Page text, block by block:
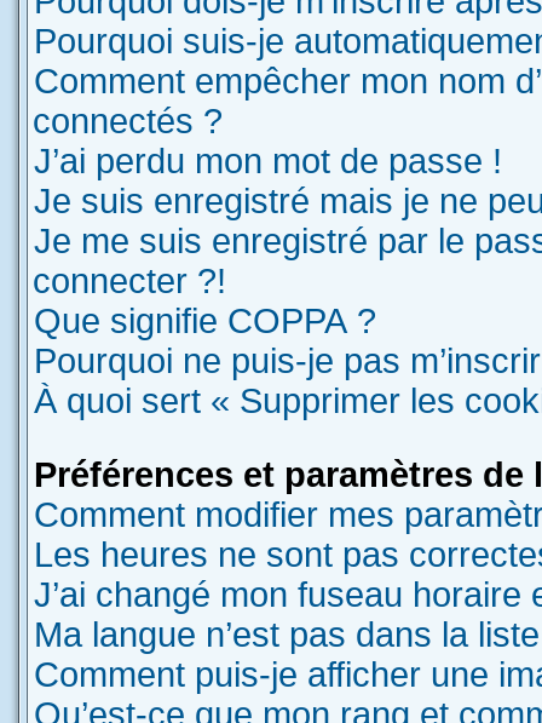
Pourquoi suis-je
Comment empêcher mon nom
connectés ?
J’ai perdu mon mot de passe !
Je suis enregistré mais je ne
Je me suis enregistré par le
connecter ?!
Que signifie COPPA ?
Pourquoi ne puis-je pas
À quoi sert « Supprimer les
Préférences et paramètres de
Comment modifier mes
Les heures ne sont pas
J’ai changé mon fuseau horaire
Ma langue n’est pas dans la
Comment puis-je afficher une
Qu’est-ce que mon rang et